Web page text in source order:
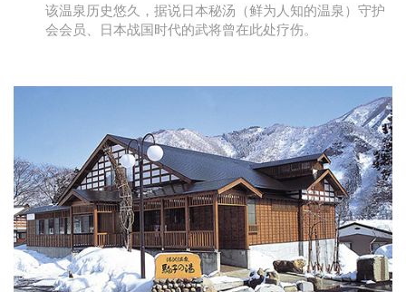
该温泉历史悠久，据说日本秘汤（鲜为人知的温泉）守护
会会员、日本战国时代的武将曾在此处疗伤。